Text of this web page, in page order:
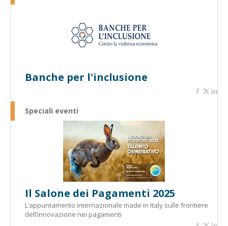
Banche per l'inclusione
Speciali eventi
Il Salone dei Pagamenti 2025
L’appuntamento internazionale made in Italy sulle frontiere
dell’innovazione nei pagamenti